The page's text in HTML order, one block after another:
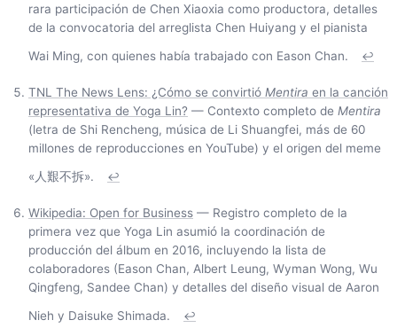
rara participación de Chen Xiaoxia como productora, detalles
de la convocatoria del arreglista Chen Huiyang y el pianista
Wai Ming, con quienes había trabajado con Eason Chan.
↩
TNL The News Lens: ¿Cómo se convirtió Mentira en la canción
representativa de Yoga Lin? — Contexto completo de Mentira
(letra de Shi Rencheng, música de Li Shuangfei, más de 60
millones de reproducciones en YouTube) y el origen del meme
«人艱不拆».
↩
Wikipedia: Open for Business — Registro completo de la
primera vez que Yoga Lin asumió la coordinación de
producción del álbum en 2016, incluyendo la lista de
colaboradores (Eason Chan, Albert Leung, Wyman Wong, Wu
Qingfeng, Sandee Chan) y detalles del diseño visual de Aaron
Nieh y Daisuke Shimada.
↩